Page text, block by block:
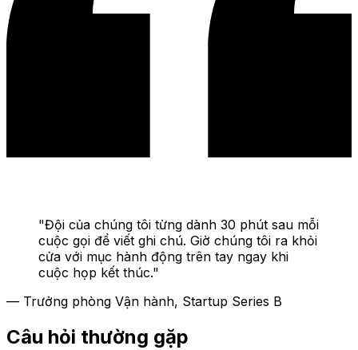
"Đội của chúng tôi từng dành 30 phút sau mỗi
cuộc gọi để viết ghi chú. Giờ chúng tôi ra khỏi
cửa với mục hành động trên tay ngay khi
cuộc họp kết thúc."
— Trưởng phòng Vận hành, Startup Series B
Câu hỏi thường gặp